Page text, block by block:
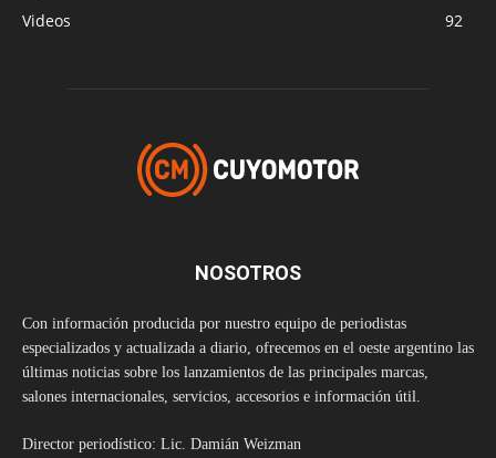
Videos
92
NOSOTROS
Con información producida por nuestro equipo de periodistas
especializados y actualizada a diario, ofrecemos en el oeste argentino las
últimas noticias sobre los lanzamientos de las principales marcas,
salones internacionales, servicios, accesorios e información útil.
Director periodístico: Lic. Damián Weizman